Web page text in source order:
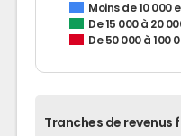
Moins de 10 000
De 15 000 à 20
De 50 000 à 100
Tranches de revenus